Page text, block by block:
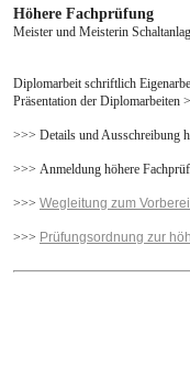
Höhere
Meister und
Diplomarbeit schriftlich
Präsentation der Diplomarbeiten
>>> Details und Ausschreibung
>>> Anmeldung höhere
>>> Wegleitung zum
>>> Prüfungsordnung zur